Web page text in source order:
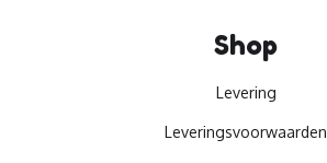
Shop
Levering
Leveringsvoorwaarden